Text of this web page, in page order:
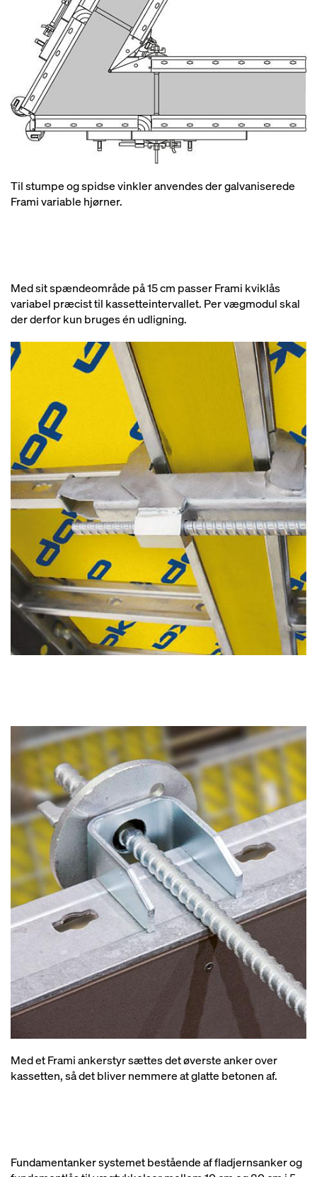
Til stumpe og spidse vinkler anvendes der galvaniserede
Frami variable hjørner.
Med sit spændeområde på 15 cm passer Frami kviklås
variabel præcist til kassetteintervallet. Per vægmodul skal
der derfor kun bruges én udligning.
Med et Frami ankerstyr sættes det øverste anker over
kassetten, så det bliver nemmere at glatte betonen af.
Fundamentanker systemet bestående af fladjernsanker og